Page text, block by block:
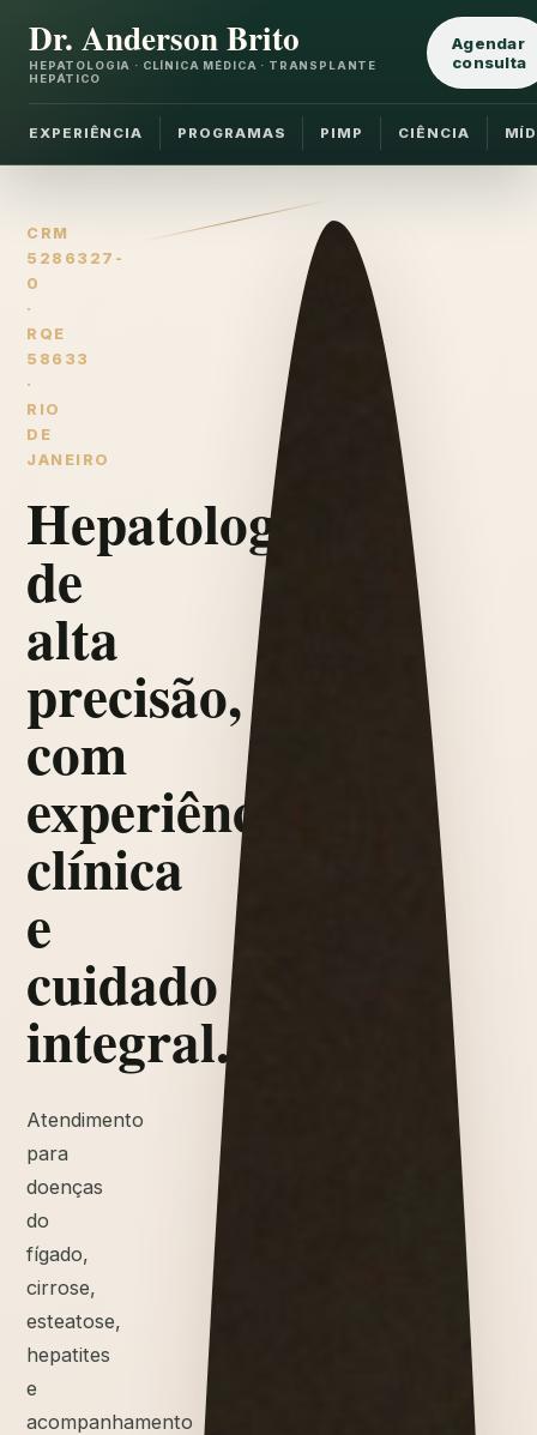
Dr. Anderson Brito
HEPATOLOGIA · CLÍNICA MÉDICA · TRANSPLANTE
HEPÁTICO
EXPERIÊNCIA PROGRAMAS PIMP CIÊNCIA
Agendar
consulta
CRM
5286327-
0
·
RQE
58633
·
RIO
DE
JANEIRO
Hepatologia
de
alta
precisão,
com
experiência
clínica
e
cuidado
integral.
Atendimento
para
doenças
do
fígado,
cirrose,
esteatose,
hepatites
e
acompanhamento